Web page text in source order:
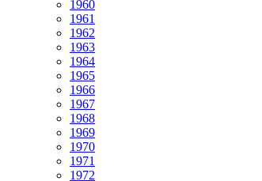
1960
1961
1962
1963
1964
1965
1966
1967
1968
1969
1970
1971
1972